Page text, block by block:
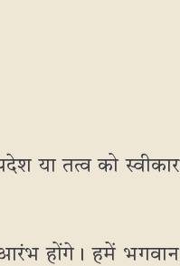
या तत्व को स्वीकार
होंगे। हमें भगवान